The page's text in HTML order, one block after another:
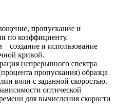
пропускание и
по коэффициенту.
создание и использование
кривой.
непрерывного спектра
пропускания) образца
волн с заданной скоростью.
оптической
для вычисления скорости